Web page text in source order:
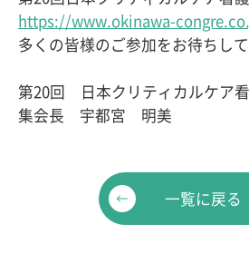
https://www.okinawa-
多くの皆様のご参加をお待ちして
第20回　日本クリティカルケア
集会長　宇都宮　明美
一覧に戻る